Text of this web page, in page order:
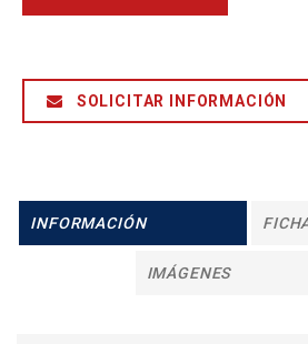
SOLICITAR INFORMACIÓN
INFORMACIÓN
IMÁGENES